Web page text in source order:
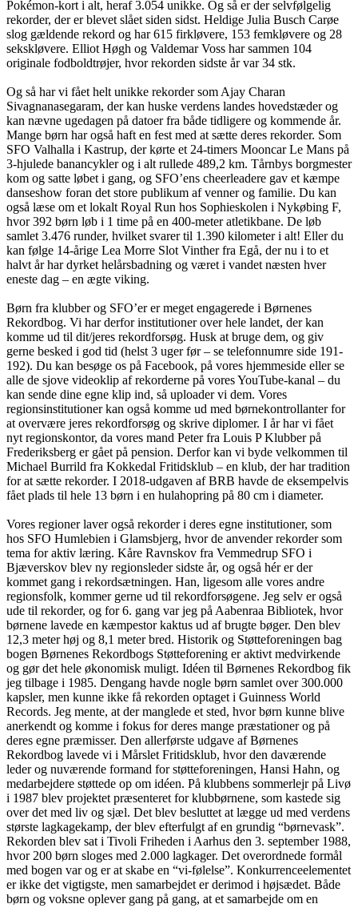
Pokémon-kort i alt, heraf 3.054 unikke. Og så er der selvfølgelig
rekorder, der er blevet slået siden sidst. Heldige Julia Busch Carøe
slog gældende rekord og har 615 firkløvere, 153 femkløvere og 28
sekskløvere. Elliot Høgh og Valdemar Voss har sammen 104
originale fodboldtrøjer, hvor rekorden sidste år var 34 stk.
Og så har vi fået helt unikke rekorder som Ajay Charan
Sivagnanasegaram, der kan huske verdens landes hovedstæder og
kan nævne ugedagen på datoer fra både tidligere og kommende år.
Mange børn har også haft en fest med at sætte deres rekorder. Som
SFO Valhalla i Kastrup, der kørte et 24-timers Mooncar Le Mans på
3-hjulede banancykler og i alt rullede 489,2 km. Tårnbys borgmester
kom og satte løbet i gang, og SFO’ens cheerleadere gav et kæmpe
danseshow foran det store publikum af venner og familie. Du kan
også læse om et lokalt Royal Run hos Sophieskolen i Nykøbing F,
hvor 392 børn løb i 1 time på en 400-meter atletikbane. De løb
samlet 3.476 runder, hvilket svarer til 1.390 kilometer i alt! Eller du
kan følge 14-årige Lea Morre Slot Vinther fra Egå, der nu i to et
halvt år har dyrket helårsbadning og været i vandet næsten hver
eneste dag – en ægte viking.
Børn fra klubber og SFO’er er meget engagerede i Børnenes
Rekordbog. Vi har derfor institutioner over hele landet, der kan
komme ud til dit/jeres rekordforsøg. Husk at bruge dem, og giv
gerne besked i god tid (helst 3 uger før – se telefonnumre side 191-
192). Du kan besøge os på Facebook, på vores hjemmeside eller se
alle de sjove videoklip af rekorderne på vores YouTube-kanal – du
kan sende dine egne klip ind, så uploader vi dem. Vores
regionsinstitutioner kan også komme ud med børnekontrollanter for
at overvære jeres rekordforsøg og skrive diplomer. I år har vi fået
nyt regionskontor, da vores mand Peter fra Louis P Klubber på
Frederiksberg er gået på pension. Derfor kan vi byde velkommen til
Michael Burrild fra Kokkedal Fritidsklub – en klub, der har tradition
for at sætte rekorder. I 2018-udgaven af BRB havde de eksempelvis
fået plads til hele 13 børn i en hulahopring på 80 cm i diameter.
Vores regioner laver også rekorder i deres egne institutioner, som
hos SFO Humlebien i Glamsbjerg, hvor de anvender rekorder som
tema for aktiv læring. Kåre Ravnskov fra Vemmedrup SFO i
Bjæverskov blev ny regionsleder sidste år, og også hér er der
kommet gang i rekordsætningen. Han, ligesom alle vores andre
regionsfolk, kommer gerne ud til rekordforsøgene. Jeg selv er også
ude til rekorder, og for 6. gang var jeg på Aabenraa Bibliotek, hvor
børnene lavede en kæmpestor kaktus ud af brugte bøger. Den blev
12,3 meter høj og 8,1 meter bred. Historik og Støtteforeningen bag
bogen Børnenes Rekordbogs Støtteforening er aktivt medvirkende
og gør det hele økonomisk muligt. Idéen til Børnenes Rekordbog fik
jeg tilbage i 1985. Dengang havde nogle børn samlet over 300.000
kapsler, men kunne ikke få rekorden optaget i Guinness World
Records. Jeg mente, at der manglede et sted, hvor børn kunne blive
anerkendt og komme i fokus for deres mange præstationer og på
deres egne præmisser. Den allerførste udgave af Børnenes
Rekordbog lavede vi i Mårslet Fritidsklub, hvor den daværende
leder og nuværende formand for støtteforeningen, Hansi Hahn, og
medarbejdere støttede op om idéen. På klubbens sommerlejr på Livø
i 1987 blev projektet præsenteret for klubbørnene, som kastede sig
over det med liv og sjæl. Det blev besluttet at lægge ud med verdens
største lagkagekamp, der blev efterfulgt af en grundig “børnevask”.
Rekorden blev sat i Tivoli Friheden i Aarhus den 3. september 1988,
hvor 200 børn sloges med 2.000 lagkager. Det overordnede formål
med bogen var og er at skabe en “vi-følelse”. Konkurrenceelementet
er ikke det vigtigste, men samarbejdet er derimod i højsædet. Både
børn og voksne oplever gang på gang, at et samarbejde om en